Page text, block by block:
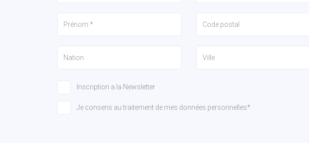
Inscription a la Newsletter
Je consens au traitement de mes données personnelles*